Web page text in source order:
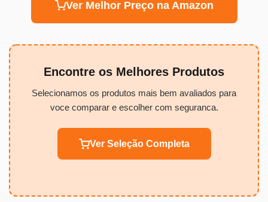
Ver Melhor Preço na Amazon
Encontre os Melhores Produtos
Selecionamos os produtos mais bem avaliados para
voce comparar e escolher com seguranca.
Ver Seleção Completa